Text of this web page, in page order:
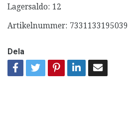
Lagersaldo: 12
Artikelnummer: 7331133195039
Dela